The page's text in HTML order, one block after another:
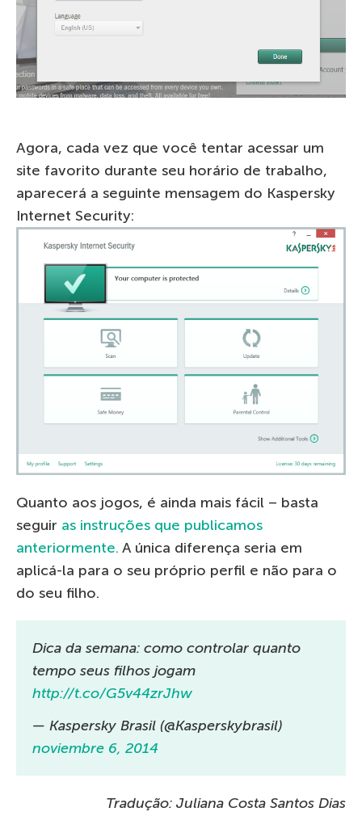
Agora, cada vez que você tentar acessar um
site favorito durante seu horário de trabalho,
aparecerá a seguinte mensagem do Kaspersky
Internet Security:
Quanto aos jogos, é ainda mais fácil – basta
seguir as instruções que publicamos
anteriormente. A única diferença seria em
aplicá-la para o seu próprio perfil e não para o
do seu filho.
Dica da semana: como controlar quanto
tempo seus filhos jogam
http://t.co/G5v44zrJhw
— Kaspersky Brasil (@Kasperskybrasil)
noviembre 6, 2014
Tradução: Juliana Costa Santos Dias